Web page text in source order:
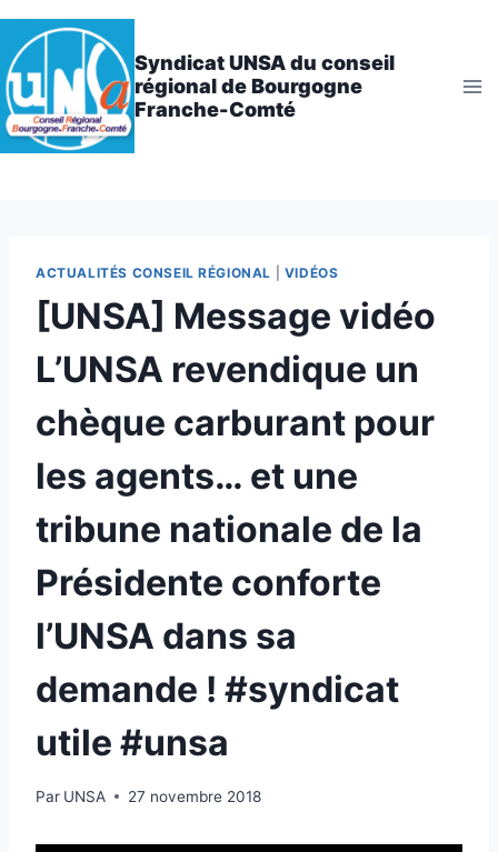
Aller
au
contenu
Syndicat UNSA du conseil
régional de Bourgogne
Franche-Comté
ACTUALITÉS CONSEIL RÉGIONAL VIDÉOS
[UNSA] Message vidéo
L’UNSA revendique un
chèque carburant pour
les agents… et une
tribune nationale de la
Présidente conforte
l’UNSA dans sa
demande ! #syndicat
utile #unsa
Par UNSA 27 novembre 2018